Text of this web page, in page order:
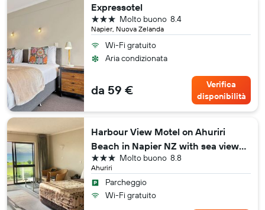
Expressotel
Napier, Nuova Zelanda
8.4
Molto buono
3 stelle
Wi-Fi gratuito
Aria condizionata
da 59 €
Verifica
disponibilità
Harbour View Motel on Ahuriri
Beach in Napier NZ with sea view
suites
Ahuriri
8.8
Molto buono
3 stelle
Parcheggio
Wi-Fi gratuito